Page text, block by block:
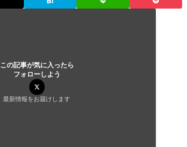
この記事が気に入ったら
フォローしよう
最新情報をお届けします